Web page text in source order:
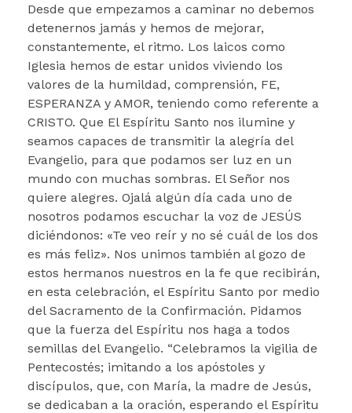
Desde que empezamos a caminar no debemos
detenernos jamás y hemos de mejorar,
constantemente, el ritmo. Los laicos como
Iglesia hemos de estar unidos viviendo los
valores de la humildad, comprensión, FE,
ESPERANZA y AMOR, teniendo como referente a
CRISTO. Que El Espíritu Santo nos ilumine y
seamos capaces de transmitir la alegría del
Evangelio, para que podamos ser luz en un
mundo con muchas sombras. El Señor nos
quiere alegres. Ojalá algún día cada uno de
nosotros podamos escuchar la voz de JESÚS
diciéndonos: «Te veo reír y no sé cuál de los dos
es más feliz». Nos unimos también al gozo de
estos hermanos nuestros en la fe que recibirán,
en esta celebración, el Espíritu Santo por medio
del Sacramento de la Confirmación. Pidamos
que la fuerza del Espíritu nos haga a todos
semillas del Evangelio. “Celebramos la vigilia de
Pentecostés; imitando a los apóstoles y
discípulos, que, con María, la madre de Jesús,
se dedicaban a la oración, esperando el Espíritu